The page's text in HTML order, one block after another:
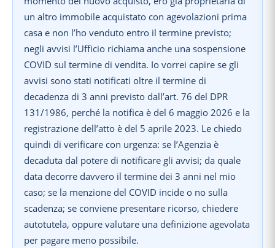
un altro immobile acquistato con agevolazioni prima
casa e non l’ho venduto entro il termine previsto;
negli avvisi l’Ufficio richiama anche una sospensione
COVID sul termine di vendita. Io vorrei capire se gli
avvisi sono stati notificati oltre il termine di
decadenza di 3 anni previsto dall’art. 76 del DPR
131/1986, perché la notifica è del 6 maggio 2026 e la
registrazione dell’atto è del 5 aprile 2023. Le chiedo
quindi di verificare con urgenza: se l’Agenzia è
decaduta dal potere di notificare gli avvisi; da quale
data decorre davvero il termine dei 3 anni nel mio
caso; se la menzione del COVID incide o no sulla
scadenza; se conviene presentare ricorso, chiedere
autotutela, oppure valutare una definizione agevolata
per pagare meno possibile.